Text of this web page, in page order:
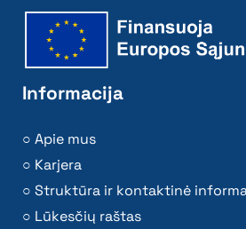
Informacija
Apie mus
Karjera
Struktūra ir kontaktinė
Lūkesčių raštas